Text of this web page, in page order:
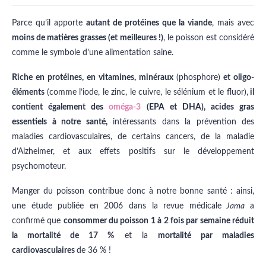
Parce qu’il apporte autant de protéines que la viande, mais avec
moins de matières grasses (et meilleures !), le poisson est considéré
comme le symbole d’une alimentation saine.
Riche en protéines, en vitamines, minéraux (phosphore) et oligo-
éléments (comme l’iode, le zinc, le cuivre, le sélénium et le fluor),il
contient également desoméga-3 (EPA et DHA), acides gras
essentiels à notre santé,intéressants dans la prévention des
maladies cardiovasculaires, de certains cancers, de la maladie
d’Alzheimer, et aux effets positifs sur le développement
psychomoteur.
Manger du poisson contribue donc à notre bonne santé : ainsi,
une étude publiée en 2006 dans la revue médicaleJamaa
confirmé que consommer du poisson 1 à 2 fois par semaine réduit
la mortalité de 17 % et la mortalité par maladies
cardiovasculaires de 36 % !